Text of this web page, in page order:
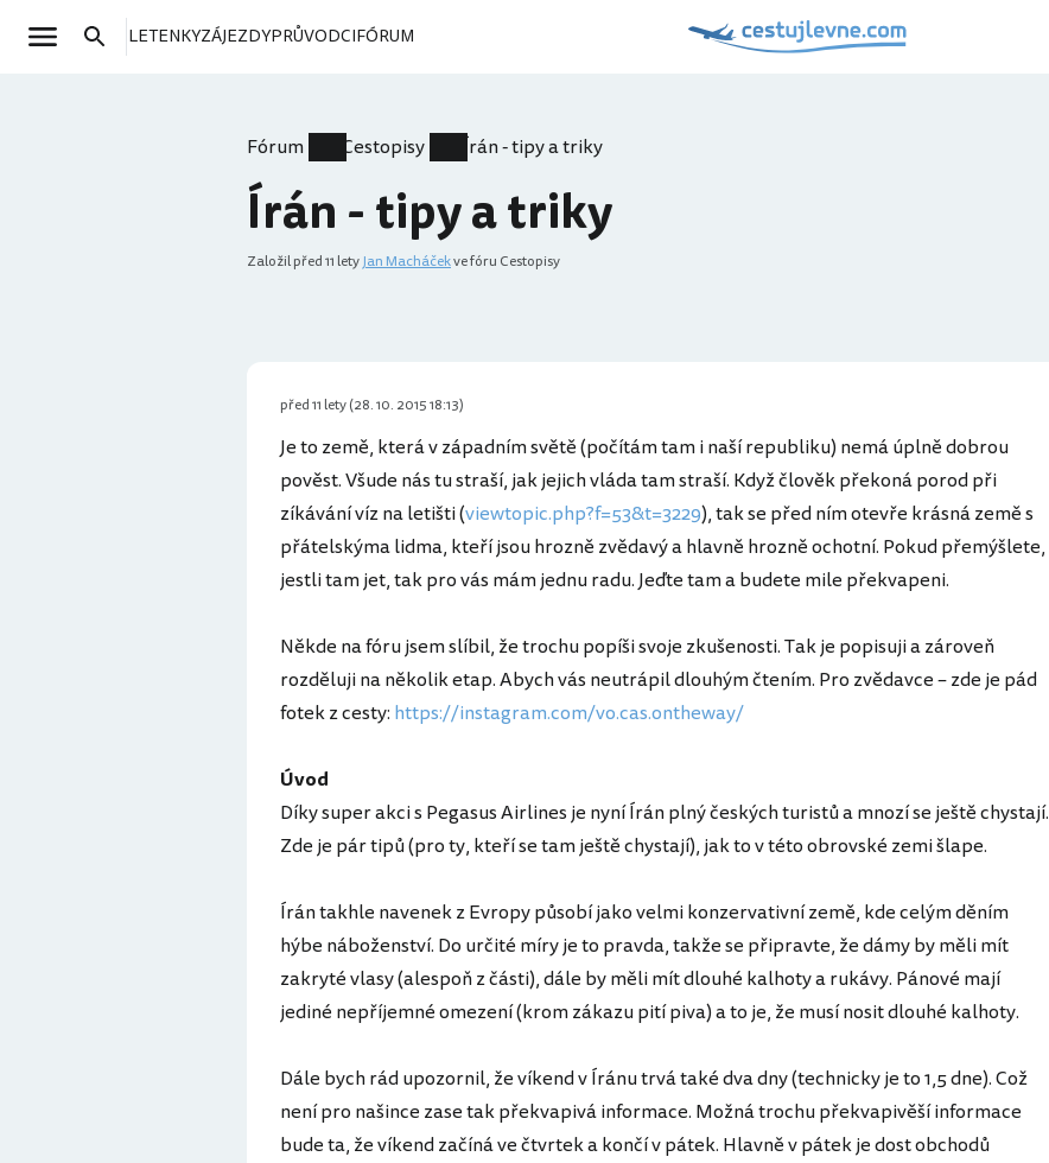
LETENKYZÁJEZDYPRŮVODCIFÓRUM
Fórum Cestopisy Írán - tipy a triky
Írán - tipy a triky
Založilpřed 11 letyJan Macháčekve fóru Cestopisy
Je to země, která v západním světě (počítám tam i naší republiku) nemá úplně dobrou
pověst. Všude nás tu straší, jak jejich vláda tam straší. Když člověk překoná porod při
zíkávání víz na letišti (viewtopic.php?f=53&t=3229), tak se před ním otevře krásná země s
přátelskýma lidma, kteří jsou hrozně zvědavý a hlavně hrozně ochotní. Pokud přemýšlete,
jestli tam jet, tak pro vás mám jednu radu. Jeďte tam a budete mile překvapeni.
Někde na fóru jsem slíbil, že trochu popíši svoje zkušenosti. Tak je popisuji a zároveň
rozděluji na několik etap. Abych vás neutrápil dlouhým čtením. Pro zvědavce – zde je pád
fotek z cesty: https://instagram.com/vo.cas.ontheway/
Úvod
Díky super akci s Pegasus Airlines je nyní Írán plný českých turistů a mnozí se ještě chystají.
Zde je pár tipů (pro ty, kteří se tam ještě chystají), jak to v této obrovské zemi šlape.
Írán takhle navenek z Evropy působí jako velmi konzervativní země, kde celým děním
hýbe náboženství. Do určité míry je to pravda, takže se připravte, že dámy by měli mít
zakryté vlasy (alespoň z části), dále by měli mít dlouhé kalhoty a rukávy. Pánové mají
jediné nepříjemné omezení (krom zákazu pití piva) a to je, že musí nosit dlouhé kalhoty.
Dále bych rád upozornil, že víkend v Íránu trvá také dva dny (technicky je to 1,5 dne). Což
není pro našince zase tak překvapivá informace. Možná trochu překvapivěší informace
bude ta, že víkend začíná ve čtvrtek a končí v pátek. Hlavně v pátek je dost obchodů
před 11 lety (28. 10. 2015 18:13)